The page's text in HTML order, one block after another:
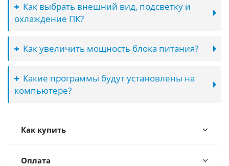
Как выбрать внешний вид, подсветку и
охлаждение ПК?
Как увеличить мощность блока питания?
Какие программы будут установлены на
компьютере?
Как купить
Оплата